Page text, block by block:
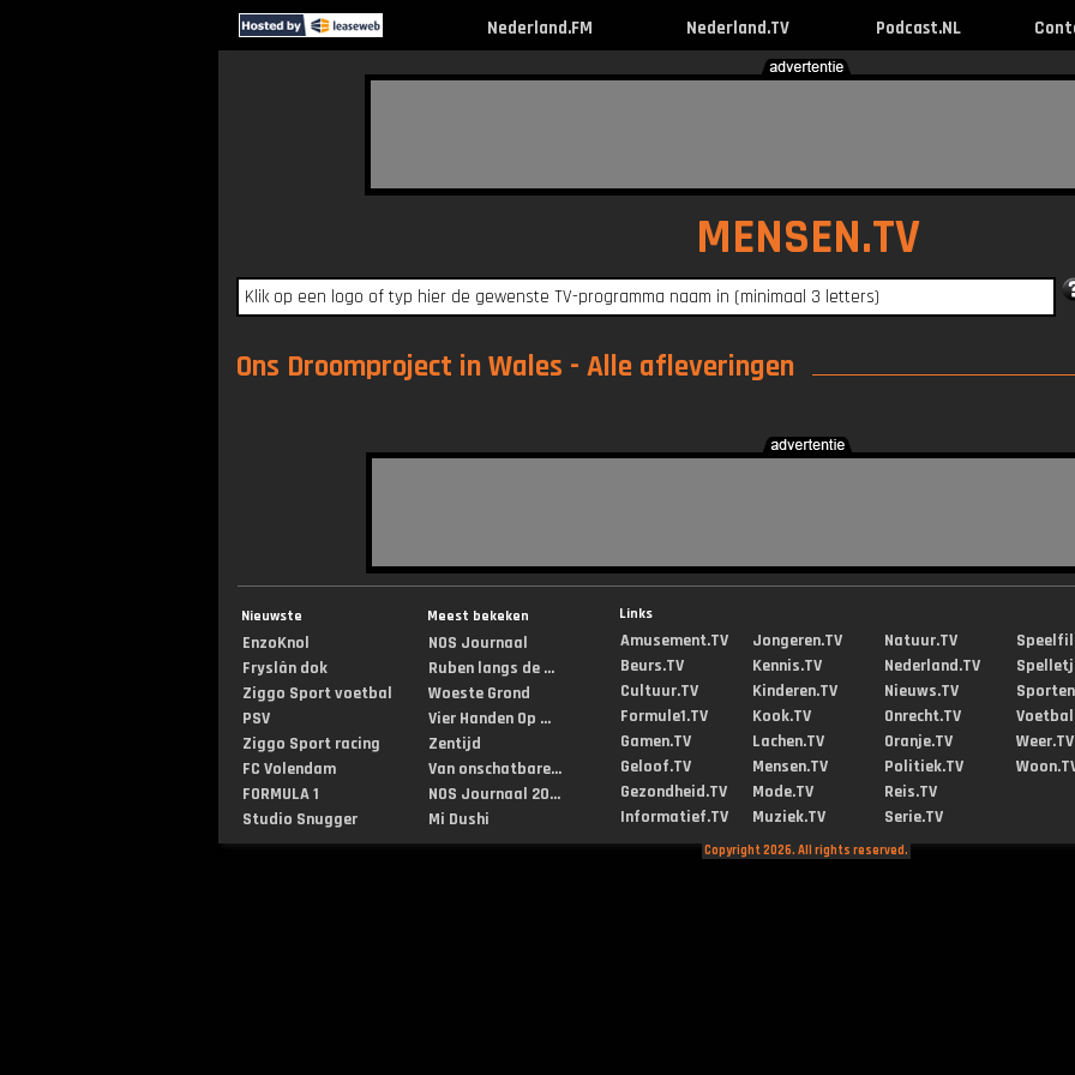
Nederland.FM Nederland.TV Podcast.NL
MENSEN.TV
Ons Droomproject in Wales - Alle afleveringen
Nieuwste
EnzoKnol
Fryslân dok
Ziggo Sport voetbal
PSV
Ziggo Sport racing
FC Volendam
FORMULA 1
Studio Snugger
Meest bekeken
NOS Journaal
Ruben langs de ...
Woeste Grond
Vier Handen Op ...
Zentijd
Van onschatbare...
NOS Journaal 20...
Mi Dushi
Links
Amusement.TV
Beurs.TV
Cultuur.TV
Formule1.TV
Gamen.TV
Geloof.TV
Gezondheid.TV
Informatief.TV
Jongeren.TV
Kennis.TV
Kinderen.TV
Kook.TV
Lachen.TV
Mensen.TV
Mode.TV
Muziek.TV
Natuur.TV
Nederland.TV
Nieuws.TV
Onrecht.TV
Oranje.TV
Politiek.TV
Reis.TV
Serie.TV
Weer.TV
Copyright 2026. All rights reserved.